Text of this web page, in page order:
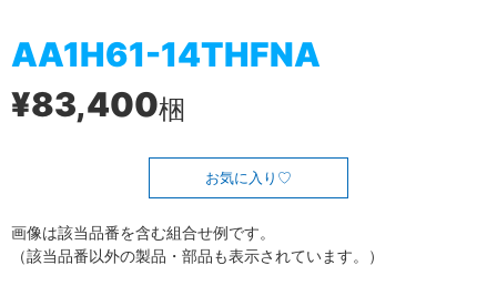
AA1H61-14THFNA
¥83,400梱
お気に入り
画像は該当品番を含む組合せ例です。
（該当品番以外の製品・部品も表示されています。）